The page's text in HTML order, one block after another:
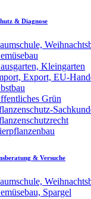
& Diagnose
Kleingarten
Export, EU-
Grün
& Versuche
Spargel